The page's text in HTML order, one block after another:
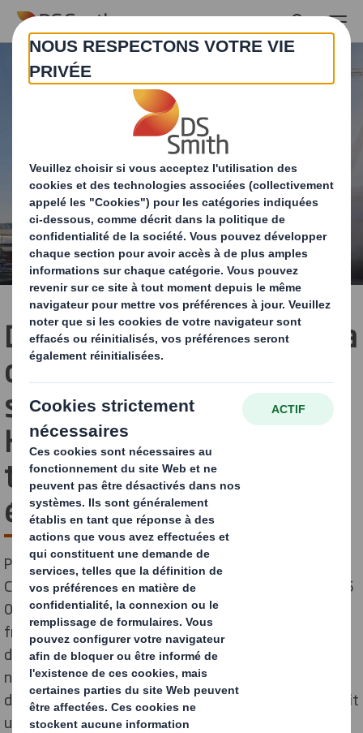
Skip to main content
DS Smith réduit de 15 % la
consommation de gaz de
sa papeterie de Contoire-
Hamel : près de 3 000
tonnes de CO₂
économisées en un an
Puteaux, 27 février 2026 – La papeterie DS Smith de
Contoire-Hamel (Somme), qui produit chaque année 75
000 tonnes de papiers pour ondulé (PPO), vient de
franchir une étape majeure dans son ambition de
décarbonation. Après un an de fonctionnement, son
nouveau système de récupération de chaleur a permis
de réduire de 15 % la consommation de gaz du site, soit
une économie d’environ 3 000 tonnes de CO₂ par an.